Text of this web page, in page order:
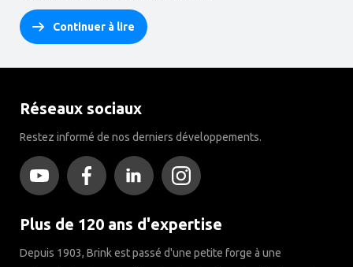
Continuer à lire
Réseaux sociaux
Restez informé de nos derniers développements.
Plus de 120 ans d'expertise
Depuis 1903, Brink est passé d'une petite forge à une